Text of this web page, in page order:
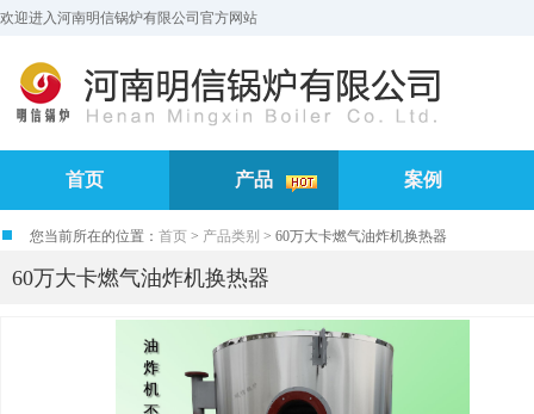
欢迎进入河南明信锅炉有限公司官方网站
首页 产品 案例
您当前所在的位置： 首页 > 产品类别 > 60万大卡燃气油炸机换热器
60万大卡燃气油炸机换热器